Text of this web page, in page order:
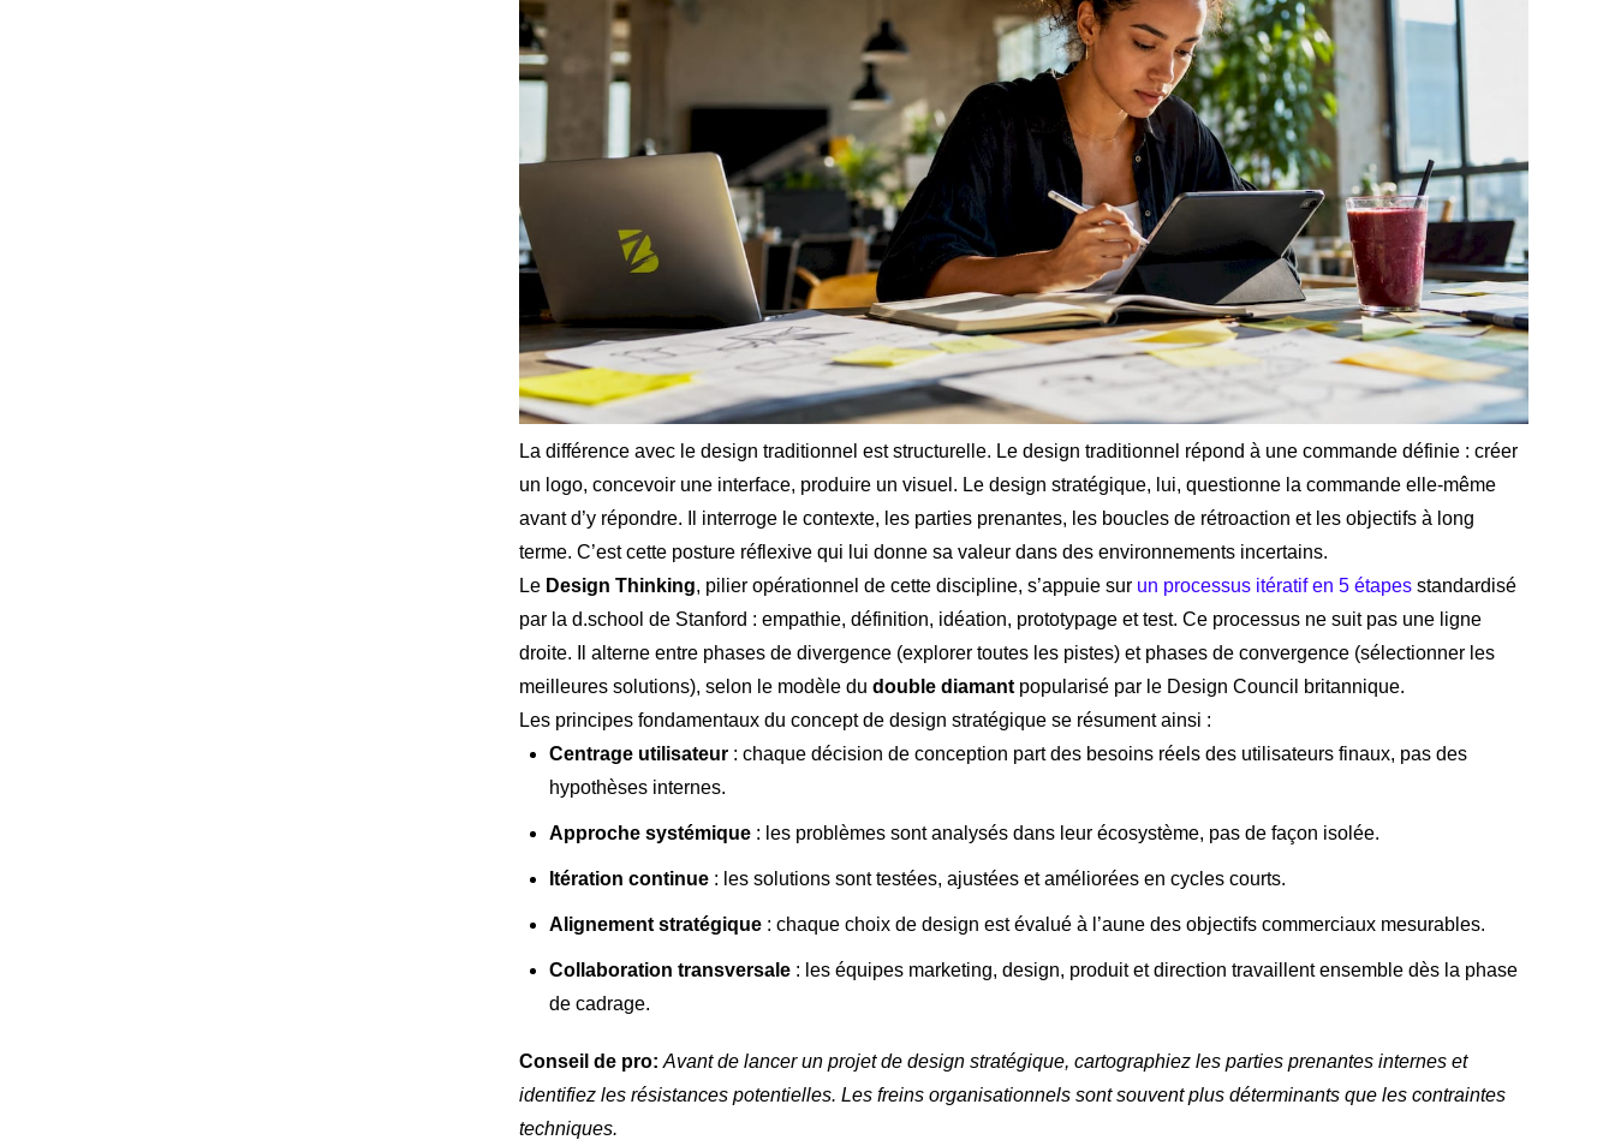
La différence avec le design traditionnel est structurelle. Le design traditionnel répond à une commande définie : créer
un logo, concevoir une interface, produire un visuel. Le design stratégique, lui, questionne la commande elle-même
avant d’y répondre. Il interroge le contexte, les parties prenantes, les boucles de rétroaction et les objectifs à long
terme. C’est cette posture réflexive qui lui donne sa valeur dans des environnements incertains.
Le Design Thinking, pilier opérationnel de cette discipline, s’appuie sur un processus itératif en 5 étapes standardisé
par la d.school de Stanford : empathie, définition, idéation, prototypage et test. Ce processus ne suit pas une ligne
droite. Il alterne entre phases de divergence (explorer toutes les pistes) et phases de convergence (sélectionner les
meilleures solutions), selon le modèle du double diamant popularisé par le Design Council britannique.
Les principes fondamentaux du concept de design stratégique se résument ainsi :
Centrage utilisateur : chaque décision de conception part des besoins réels des utilisateurs finaux, pas des
hypothèses internes.
Approche systémique : les problèmes sont analysés dans leur écosystème, pas de façon isolée.
Itération continue : les solutions sont testées, ajustées et améliorées en cycles courts.
Alignement stratégique : chaque choix de design est évalué à l’aune des objectifs commerciaux mesurables.
Collaboration transversale : les équipes marketing, design, produit et direction travaillent ensemble dès la phase
de cadrage.
Conseil de pro: Avant de lancer un projet de design stratégique, cartographiez les parties prenantes internes et
identifiez les résistances potentielles. Les freins organisationnels sont souvent plus déterminants que les contraintes
techniques.